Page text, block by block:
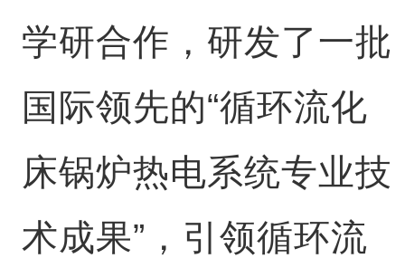
学研合作，研发了一批
国际领先的“循环流化
床锅炉热电系统专业技
术成果”，引领循环流